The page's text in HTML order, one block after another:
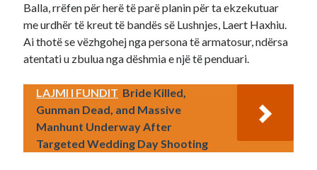
Balla, rrëfen për herë të parë planin për ta ekzekutuar
me urdhër të kreut të bandës së Lushnjes, Laert Haxhiu.
Ai thotë se vëzhgohej nga persona të armatosur, ndërsa
atentati u zbulua nga dëshmia e një të penduari.
LAJMI I FUNDIT Bride Killed,
Gunman Dead, and Massive
Manhunt Underway After
Targeted Wedding Day Shooting